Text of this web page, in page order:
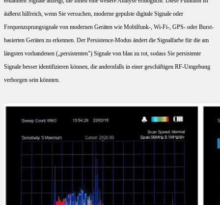
äußerst hilfreich, wenn Sie versuchen, moderne gepulste digitale Signale oder
Frequenzsprungsignale von modernen Geräten wie Mobilfunk-, Wi-Fi-, GPS- oder Burst-
basierten Geräten zu erkennen. Der Persistence-Modus ändert die Signalfarbe für die am
längsten vorhandenen („persistenten") Signale von blau zu rot, sodass Sie persistente
Signale besser identifizieren können, die andernfalls in einer geschäftigen RF-Umgebung
verborgen sein könnten.